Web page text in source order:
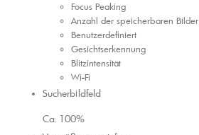
Focus Peaking
Anzahl der speicherbaren Bilder
Benutzerdefiniert
Gesichtserkennung
Blitzintensität
Wi-Fi
Sucherbildfeld
Ca. 100%